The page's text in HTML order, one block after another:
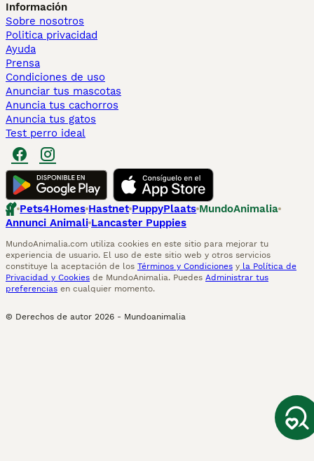
Información
Sobre nosotros
Politica privacidad
Ayuda
Prensa
Condiciones de uso
Anunciar tus mascotas
Anuncia tus cachorros
Anuncia tus gatos
Test perro ideal
Pets4Homes Hastnet PuppyPlaats MundoAnimalia
Annunci Animali Lancaster Puppies
MundoAnimalia.com utiliza cookies en este sitio para mejorar tu
experiencia de usuario. El uso de este sitio web y otros servicios
constituye la aceptación de los Términos y Condiciones y la Política de
Privacidad y Cookies de MundoAnimalia. Puedes Administrar tus
preferencias en cualquier momento.
© Derechos de autor 2026 - Mundoanimalia